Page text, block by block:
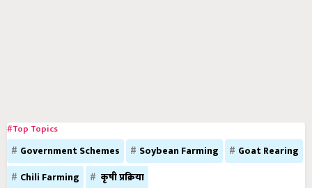
#Top Topics
Government Schemes Soybean Farming
Goat Rearing
Chili Farming
कृषी प्रक्रिया